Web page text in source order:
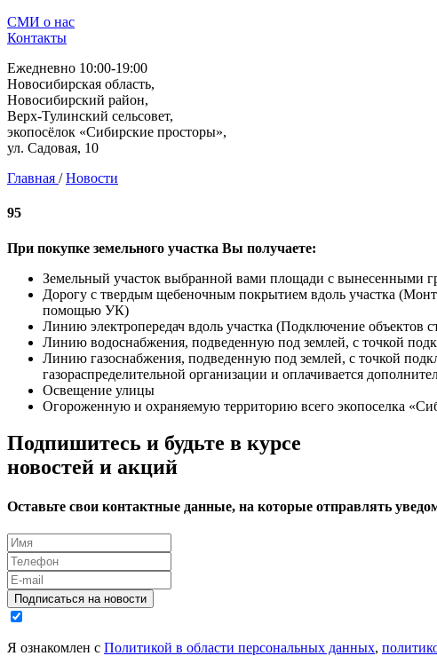
СМИ о нас
Контакты
Ежедневно 10:00-19:00
Новосибирская область,
Новосибирский район,
Верх-Тулинский сельсовет,
экопосёлок «Сибирские просторы»,
ул. Садовая, 10
Главная / Новости
95
При покупке земельного участка Вы получаете:
Земельный участок выбранной вами площади с вынесенными
Дорогу с твердым щебеночным покрытием вдоль участка
помощью УК)
Линию электропередач вдоль участка (Подключение объектов
Линию водоснабжения, подведенную под землей, с точкой
Линию газоснабжения, подведенную под землей, с точкой
газораспределительной организации и оплачивается
Освещение улицы
Огороженную и охраняемую территорию всего экопоселка
Подпишитесь и будьте в курсе
новостей и акций
Оставьте свои контактные данные, на которые отправлять
Подписаться на новости
Я ознакомлен с Политикой в области персональных данных,